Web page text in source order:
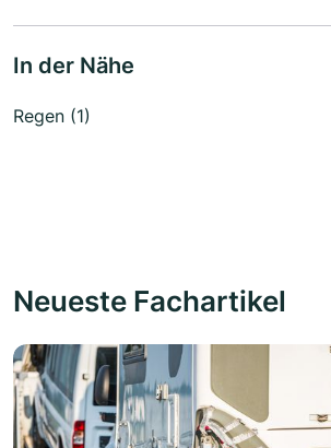
In der Nähe
Regen (1)
Neueste Fachartikel